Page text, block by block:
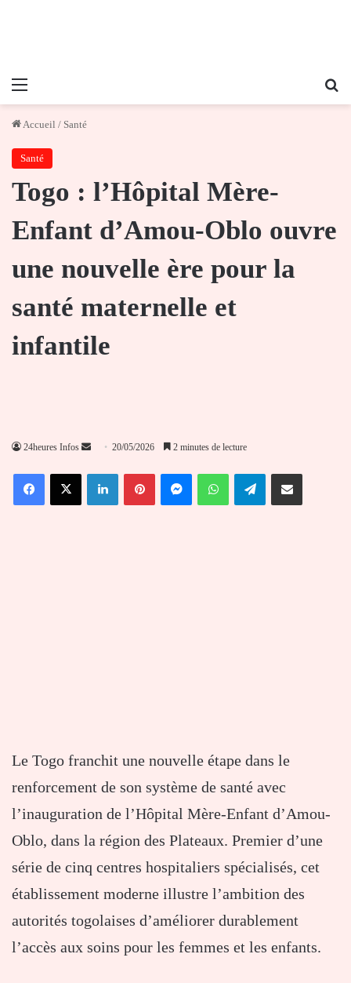
Menu
Accueil / Santé
Santé
Togo : l’Hôpital Mère-
Enfant d’Amou-Oblo ouvre
une nouvelle ère pour la
santé maternelle et
infantile
24heures Infos
Envoyer
courriel
20/05/2026 2 minutes de lecture
FacebookX LinkedinPinterestMessengerWhatsAppTelegramPartager par email
Le Togo franchit une nouvelle étape dans le
renforcement de son système de santé avec
l’inauguration de l’Hôpital Mère-Enfant d’Amou-
Oblo, dans la région des Plateaux. Premier d’une
série de cinq centres hospitaliers spécialisés, cet
établissement moderne illustre l’ambition des
autorités togolaises d’améliorer durablement
l’accès aux soins pour les femmes et les enfants.